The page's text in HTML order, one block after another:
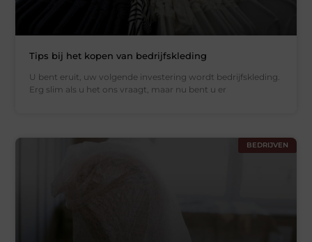
Tips bij het kopen van bedrijfskleding
U bent eruit, uw volgende investering wordt bedrijfskleding.
Erg slim als u het ons vraagt, maar nu bent u er
BEDRIJVEN